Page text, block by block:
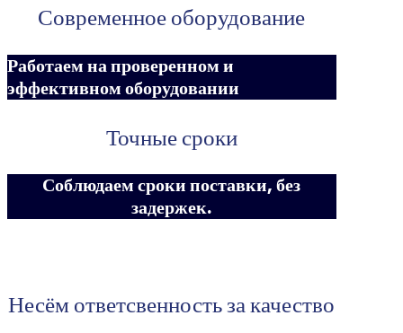
Современное оборудование
Работаем на проверенном и
эффективном оборудовании
Точные сроки
Соблюдаем сроки поставки, без
задержек.
Несём ответсвенность за качество